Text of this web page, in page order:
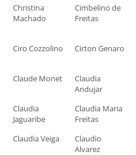
Christina
Machado
Cimbelino de
Freitas
Ciro Cozzolino Cirton Genaro
Claude Monet
Claudia
Andujar
Claudia
Jaguaribe
Claudia Maria
Freitas
Claudia Veiga
Claudio
Alvarez